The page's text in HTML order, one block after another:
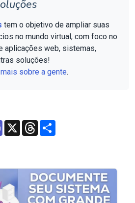
tem o objetivo de ampliar suas
no mundo virtual, com foco no
aplicações web, sistemas,
soluções!
sobre a gente.
Teams
X Threads